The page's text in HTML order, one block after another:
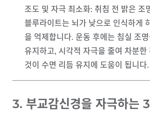
조도 및 자극 최소화: 취침 전 밝은 조
블루라이트는 뇌가 낮으로 인식하게
을 억제합니다. 운동 후에는 침실 조명
유지하고, 시각적 자극을 줄여 차분한
것이 수면 리듬 유지에 도움이 됩니다.
3. 부교감신경을 자극하는